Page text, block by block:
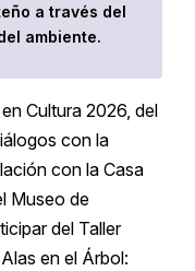
a través del
ambiente.
Cultura 2026, del
con la
con la Casa
Museo de
del Taller
en el Árbol: